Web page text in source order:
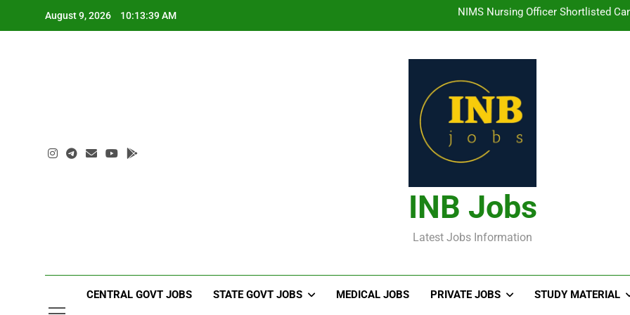
August 9, 2026 10:13:40 AM తిరుమల తిరుపతి దేవస్థానం సంస్థలో
NIMS Nursing Officer Shortlisted
తిరుమల తిరుపతి దేవస్థానం సంస్థలో ఉద్యోగాలు
INB Jobs
Latest Jobs Information
CENTRAL GOVT JOBS STATE GOVT JOBS MEDICAL JOBS PRIVATE JOBS STUDY MATERIAL